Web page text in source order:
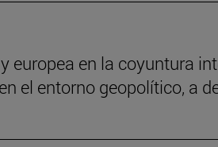
europea en la coyuntura
el entorno geopolítico, a